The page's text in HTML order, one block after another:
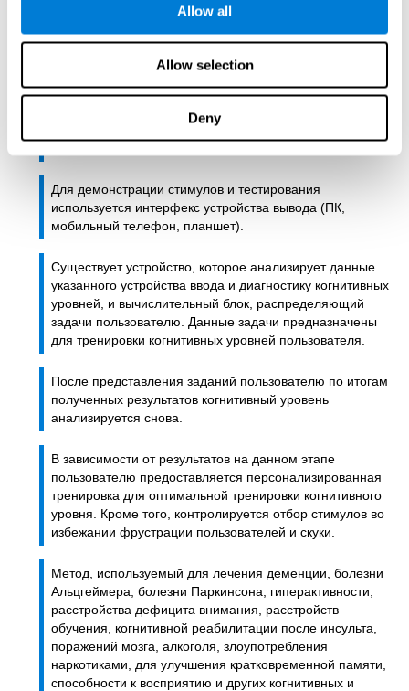
Allow all
Allow selection
Deny
В соответствии с результатами предлагаются одно или
несколько заданий, связанных с каждой когнитивной
Предлагается первое задание для тренировки
когнитивной способности, и результаты этого задания
используются для контроля одного или нескольких
Для демонстрации стимулов и тестирования
используется интерфекс устройства вывода (ПК,
мобильный телефон, планшет).
Существует устройство, которое анализирует данные
указанного устройства ввода и диагностику когнитивных
уровней, и вычислительный блок, распределяющий
задачи пользователю. Данные задачи предназначены
для тренировки когнитивных уровней пользователя.
После представления заданий пользователю по итогам
полученных результатов когнитивный уровень
анализируется снова.
В зависимости от результатов на данном этапе
пользователю предоставляется персонализированная
тренировка для оптимальной тренировки когнитивного
уровня. Кроме того, контролируется отбор стимулов во
избежании фрустрации пользователей и скуки.
Метод, используемый для лечения деменции, болезни
Альцгеймера, болезни Паркинсона, гиперактивности,
расстройства дефицита внимания, расстройств
обучения, когнитивной реабилитации после инсульта,
поражений мозга, алкоголя, злоупотребления
наркотиками, для улучшения кратковременной памяти,
способности к восприятию и других когнитивных и